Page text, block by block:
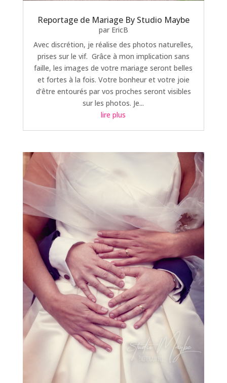
Reportage de Mariage By Studio Maybe
par EricB
Avec discrétion, je réalise des photos naturelles,
prises sur le vif. Grâce à mon implication sans
faille, les images de votre mariage seront belles
et fortes à la fois. Votre bonheur et votre joie
d’être entourés par vos proches seront visibles
sur les photos. Je...
lire plus